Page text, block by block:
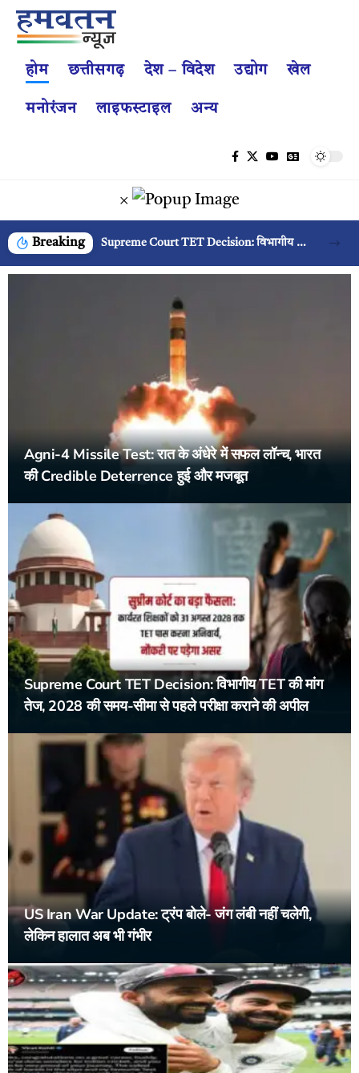
होम छत्तीसगढ़ देश – विदेश उद्योग खेल
मनोरंजन लाइफस्टाइल अन्य
×
Breaking Supreme Court TET Decision: विभागीय TET की मांग तेज, 2028 की समय-सीमा से पहले परीक्षा कराने की अपील
Agni-4 Missile Test: रात के अंधेरे में सफल लॉन्च, भारत
की Credible Deterrence हुई और मजबूत
Supreme Court TET Decision: विभागीय TET की मांग
तेज, 2028 की समय-सीमा से पहले परीक्षा कराने की अपील
US Iran War Update: ट्रंप बोले- जंग लंबी नहीं चलेगी,
लेकिन हालात अब भी गंभीर